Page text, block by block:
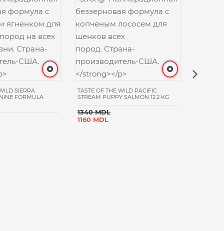
SIERRA
FORMULA
TASTE OF THE WILD PACIFIC
STREAM PUPPY SALMON 12.2 KG
1340 MDL
1160 MDL